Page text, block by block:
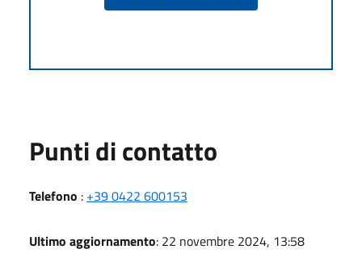
Punti di contatto
Telefono : +39 0422 600153
Ultimo aggiornamento: 22 novembre 2024, 13:58